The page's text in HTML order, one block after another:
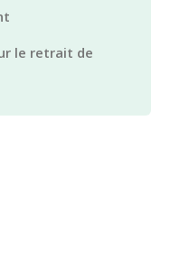
le retrait de